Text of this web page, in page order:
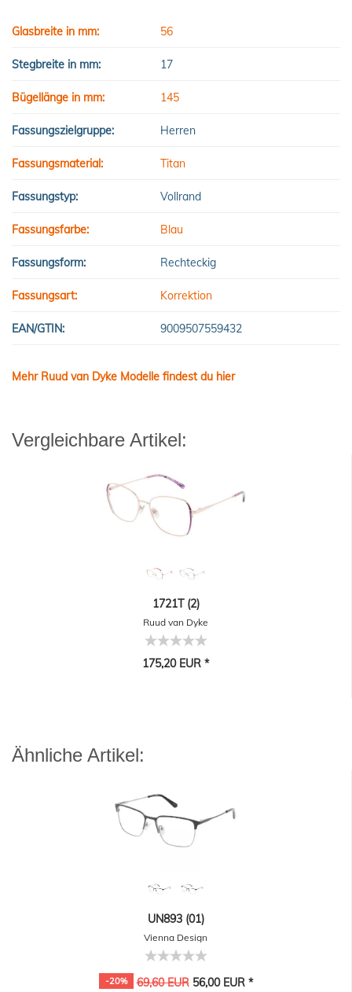
Glasbreite in mm: 56
Stegbreite in mm: 17
Bügellänge in mm: 145
Fassungszielgruppe: Herren
Fassungsmaterial: Titan
Fassungstyp: Vollrand
Fassungsfarbe: Blau
Fassungsform: Rechteckig
Fassungsart: Korrektion
EAN/GTIN: 9009507559432
Mehr Ruud van Dyke Modelle findest du hier
Vergleichbare Artikel:
1721T (2)
Ruud van Dyke
175,20 EUR *
Ähnliche Artikel:
UN893 (01)
Vienna Design
-20% 69,60 EUR56,00 EUR *